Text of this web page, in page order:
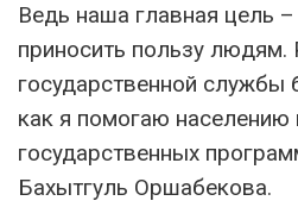
Ведь наша главная цель
приносить пользу людям.
государственной службы
как я помогаю населению
государственных
Бахытгуль Оршабекова.